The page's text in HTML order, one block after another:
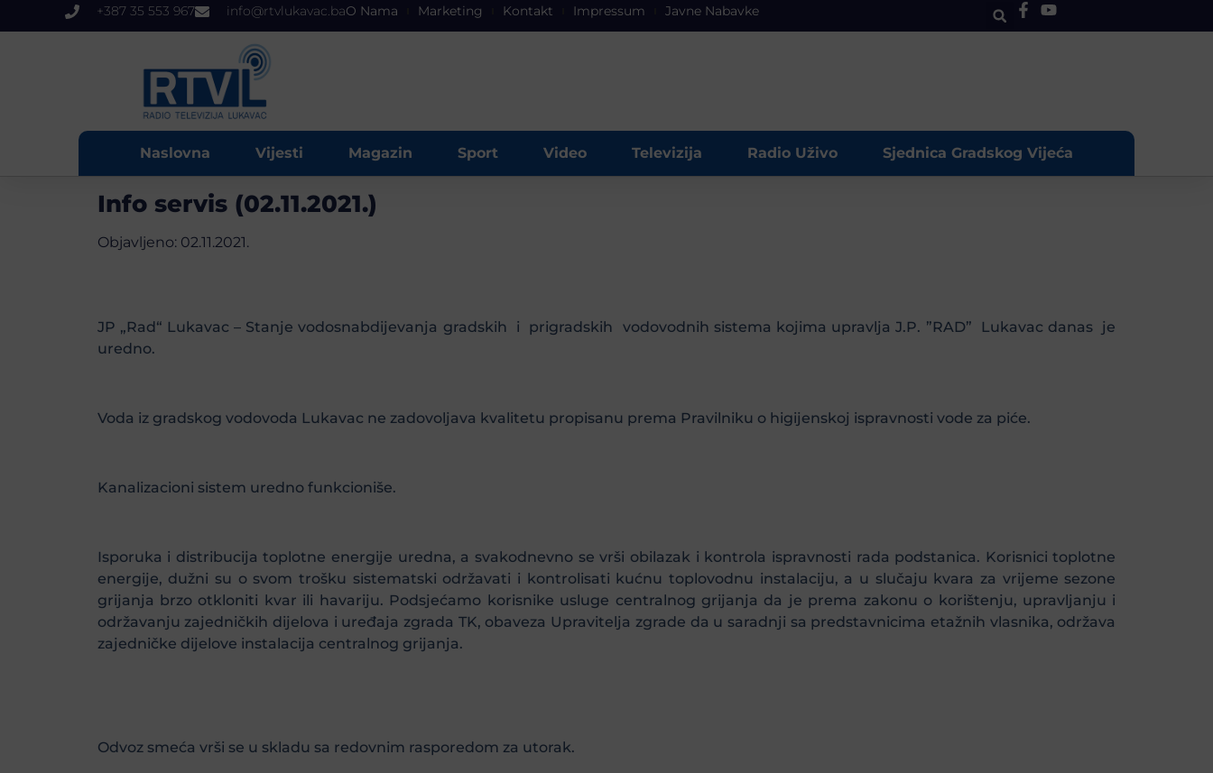
+387 35 553 967 info@rtvlukavac.baO Nama Marketing Kontakt Impressum Javne Nabavke
Naslovna Vijesti Magazin Sport Video Televizija Radio Uživo Sjednica Gradskog Vijeća
Info servis (02.11.2021.)
Objavljeno: 02.11.2021.
JP „Rad“ Lukavac – Stanje vodosnabdijevanja gradskih i prigradskih vodovodnih sistema kojima upravlja J.P. ”RAD” Lukavac danas je
uredno.
Voda iz gradskog vodovoda Lukavac ne zadovoljava kvalitetu propisanu prema Pravilniku o higijenskoj ispravnosti vode za piće.
Kanalizacioni sistem uredno funkcioniše.
Isporuka i distribucija toplotne energije uredna, a svakodnevno se vrši obilazak i kontrola ispravnosti rada podstanica. Korisnici toplotne
energije, dužni su o svom trošku sistematski održavati i kontrolisati kućnu toplovodnu instalaciju, a u slučaju kvara za vrijeme sezone
grijanja brzo otkloniti kvar ili havariju. Podsjećamo korisnike usluge centralnog grijanja da je prema zakonu o korištenju, upravljanju i
održavanju zajedničkih dijelova i uređaja zgrada TK, obaveza Upravitelja zgrade da u saradnji sa predstavnicima etažnih vlasnika, održava
zajedničke dijelove instalacija centralnog grijanja.
Odvoz smeća vrši se u skladu sa redovnim rasporedom za utorak.